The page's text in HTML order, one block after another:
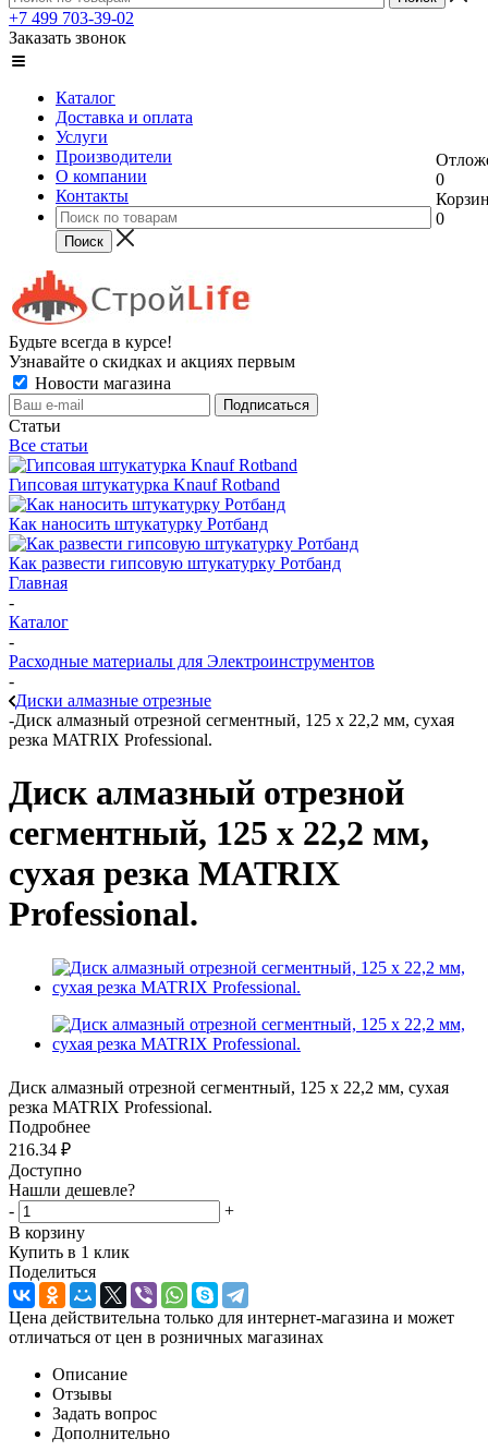
+7 499 703-39-02
Заказать звонок
Каталог
Доставка и оплата
Услуги
Производители
О компании
Контакты
0
0
Будьте всегда в курсе!
Узнавайте о скидках и акциях первым
Новости магазина
Статьи
Все статьи
Гипсовая штукатурка Knauf Rotband
Как наносить штукатурку Ротбанд
Как развести гипсовую штукатурку Ротбанд
Главная
-
Каталог
-
Расходные материалы для Электроинструментов
-
Диски алмазные отрезные
-Диск алмазный отрезной сегментный, 125 х 22,2 мм, сухая
резка MATRIX Professional.
Диск алмазный отрезной
сегментный, 125 х 22,2 мм,
сухая резка MATRIX
Professional.
Диск алмазный отрезной сегментный, 125 х 22,2 мм, сухая
резка MATRIX Professional.
Подробнее
216.34 ₽
Доступно
Нашли дешевле?
-
+
В корзину
Купить в 1 клик
Поделиться
Цена действительна только для интернет-магазина и может
отличаться от цен в розничных магазинах
Описание
Отзывы
Задать вопрос
Дополнительно